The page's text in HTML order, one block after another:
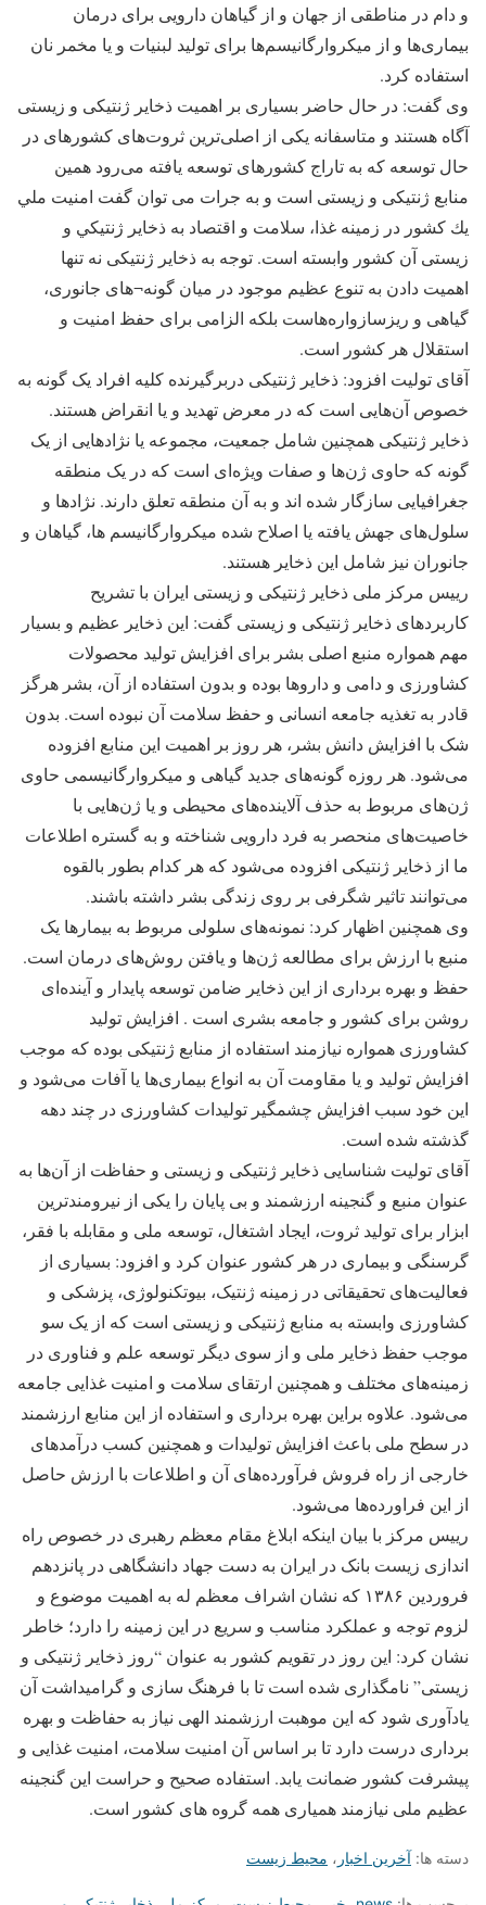
و دام در مناطقی از جهان و از گیاهان دارویی برای درمان
بیماری‌ها و از میکروارگانیسم‌ها برای تولید لبنیات و یا مخمر نان
استفاده کرد.
وی گفت: در حال حاضر بسیاری بر اهمیت ذخایر ژنتیکی و زیستی
آگاه هستند و متاسفانه یکی از اصلی‌ترین ثروت‌های کشور‌های در
حال توسعه که به تاراج کشور‌های توسعه یافته می‌رود همین
منابع ژنتیکی و زیستی است و به جرات می توان گفت امنيت ملي
يك كشور در زمینه غذا، سلامت و اقتصاد به ذخاير ژنتيكي و
زیستی آن کشور وابسته است. توجه به ذخایر ژنتیکی نه تنها
اهمیت دادن به تنوع عظیم موجود در میان گونه¬های جانوری،
گیاهی و ریزسازواره‌هاست بلکه الزامی برای حفظ امنیت و
استقلال هر کشور است.
آقای تولیت افزود: ذخایر ژنتیکی دربرگیرنده کلیه افراد یک گونه به
خصوص آن‌هایی است که در معرض تهدید و یا انقراض هستند.
ذخایر ژنتیکی همچنین شامل جمعیت، مجموعه یا نژاد‌هایی از یک
گونه که حاوی ژن‌ها و صفات ویژه‌ای است که در یک منطقه
جغرافیایی سازگار شده اند و به آن منطقه تعلق دارند. نژاد‌ها و
سلول‌های جهش یافته یا اصلاح شده میکروارگانیسم ها، گیاهان و
جانوران نیز شامل این ذخایر هستند.
رییس مرکز ملی ذخایر ژنتیکی و زیستی ایران با تشریح
کاربرد‌های ذخایر ژنتیکی و زیستی گفت: این ذخایر عظیم و بسیار
مهم همواره منبع اصلی بشر برای افزایش تولید محصولات
کشاورزی و دامی و دارو‌ها بوده و بدون استفاده از آن، بشر هرگز
قادر به تغذیه جامعه انسانی و حفظ سلامت آن نبوده است. بدون
شک با افزایش دانش بشر، هر روز بر اهمیت این منابع افزوده
می‌شود. هر روزه گونه‌های جدید گیاهی و میکروارگانیسمی حاوی
ژن‌های مربوط به حذف آلاینده‌های محیطی و یا ژن‌هایی با
خاصیت‌های منحصر به فرد دارویی شناخته و به گستره اطلاعات
ما از ذخایر ژنتیکی افزوده می‌شود که هر کدام بطور بالقوه
می‌توانند تاثیر شگرفی بر روی زندگی بشر داشته باشند.
وی همچنین اظهار کرد: نمونه‌های سلولی مربوط به بیمار‌ها یک
منبع با ارزش برای مطالعه ژن‌ها و یافتن روش‌های درمان است.
حفظ و بهره برداری از این ذخایر ضامن توسعه پایدار و آینده‌ای
روشن برای کشور و جامعه بشری است . افزایش تولید
کشاورزی همواره نیازمند استفاده از منابع ژنتیکی بوده که موجب
افزایش تولید و یا مقاومت آن به انواع بیماری‌ها یا آفات می‌شود و
این خود سبب افزایش چشمگیر تولیدات کشاورزی در چند دهه
گذشته شده است.
آقای تولیت شناسایی ذخایر ژنتیکی و زیستی و حفاظت از آن‌ها به
عنوان منبع و گنجینه ارزشمند و بی پایان را یکی از نیرومندترین
ابزار برای تولید ثروت، ایجاد اشتغال، توسعه ملی و مقابله با فقر،
گرسنگی و بیماری در هر کشور عنوان کرد و افزود: بسیاری از
فعالیت‌های تحقیقاتی در زمینه ژنتیک، بیوتکنولوژی، پزشکی و
کشاورزی وابسته به منابع ژنتیکی و زیستی است که از یک سو
موجب حفظ ذخایر ملی و از سوی دیگر توسعه علم و فناوری در
زمینه‌های مختلف و همچنین ارتقای سلامت و امنیت غذایی جامعه
می‌شود. علاوه براین بهره برداری و استفاده از این منابع ارزشمند
در سطح ملی باعث افزایش تولیدات و همچنین کسب درآمد‌های
خارجی از راه فروش فرآورده‌های آن و اطلاعات با ارزش حاصل
از این فراورده‌ها می‌شود.
رییس مرکز با بیان اینکه ابلاغ مقام معظم رهبری در خصوص راه
اندازی زیست بانک در ایران به دست جهاد دانشگاهی در پانزدهم
فروردین ۱۳۸۶ که نشان اشراف معظم له به اهمیت موضوع و
لزوم توجه و عملکرد مناسب و سریع در این زمینه را دارد؛ خاطر
نشان کرد: این روز در تقویم کشور به عنوان “روز ذخایر ژنتیکی و
زیستی” نامگذاری شده است تا با فرهنگ سازی و گرامیداشت آن
یادآوری شود که این موهبت ارزشمند الهی نیاز به حفاظت و بهره
برداری درست دارد تا بر اساس آن امنیت سلامت، امنیت غذایی و
پیشرفت کشور ضمانت یابد. استفاده صحیح و حراست این گنجینه
عظیم ملی نیازمند همیاری همه گروه های کشور است.
دسته ها: آخرین اخبار ، محیط زیست